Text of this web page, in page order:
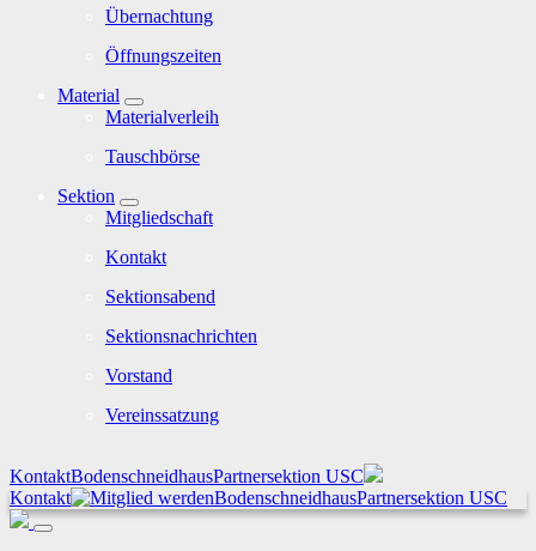
Übernachtung
Öffnungszeiten
Material
Materialverleih
Tauschbörse
Sektion
Mitgliedschaft
Kontakt
Sektionsabend
Sektionsnachrichten
Vorstand
Vereinssatzung
KontaktBodenschneidhausPartnersektion USC
Kontakt
BodenschneidhausPartnersektion USC